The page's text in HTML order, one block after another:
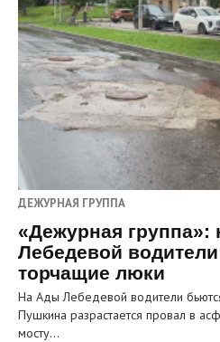
ДЕЖУРНАЯ ГРУППА
«Дежурная группа»:
Лебедевой
торчащие люки
На Ады Лебедевой водители
Пушкина разрастается провал в
мосту…